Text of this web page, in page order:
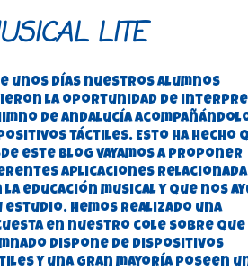
LITE
unos días nuestros alumnos
la oportunidad de
de Andalucía
táctiles. Esto ha hecho
este blog vayamos a proponer
aplicaciones
la educación musical y que nos
estudio. Hemos realizado una
en nuestro cole sobre que
dispone de dispositivos
y una gran mayoría poseen